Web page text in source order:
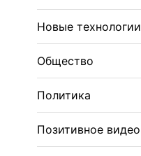
Новые технологии
Общество
Политика
Позитивное видео